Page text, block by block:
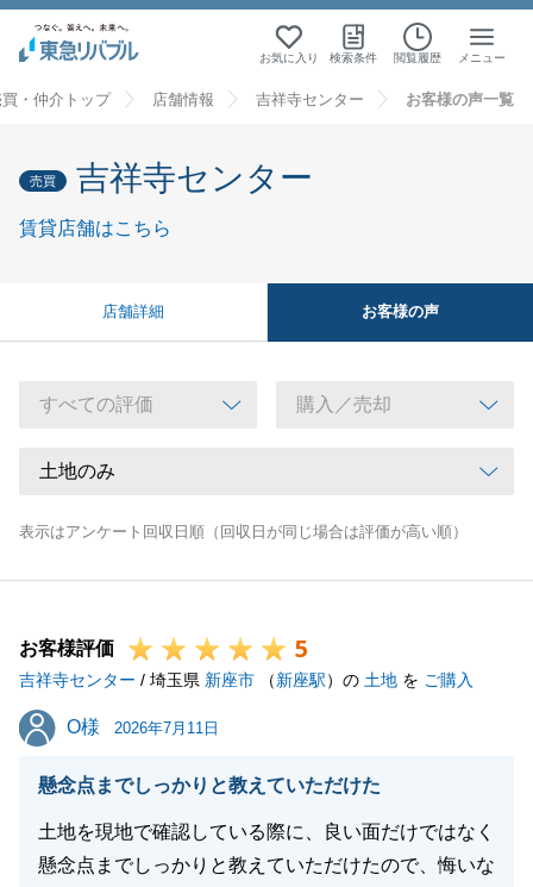
お気に入り 検索条件 閲覧履歴 メニュー
・仲介トップ 店舗情報 吉祥寺センター お客様の声一覧
売買 吉祥寺センター
賃貸店舗はこちら
店舗詳細 お客様の声
表示はアンケート回収日順（回収日が同じ場合は評価が高い順）
お客様評価 5
吉祥寺センター / 埼玉県 新座市 （新座駅）の 土地 を ご購入
O様
O様 2026年7月11日
懸念点までしっかりと教えていただけた
土地を現地で確認している際に、良い面だけではなく
懸念点までしっかりと教えていただけたので、悔いな